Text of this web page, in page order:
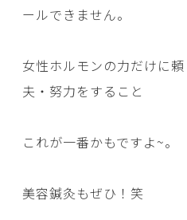
ールできません。
女性ホルモンの力だけに
夫・努力をすること
これが一番かもですよ~。
美容鍼灸もぜひ！笑